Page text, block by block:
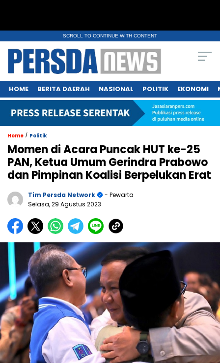
SCROLL TO CONTINUE WITH CONTENT
HOME BERITA DAERAH NASIONAL POLITIK EKONOMI
Home / Politik
Momen di Acara Puncak HUT ke-25
PAN, Ketua Umum Gerindra Prabowo
dan Pimpinan Koalisi Berpelukan Erat
Tim Persda Network
- Pewarta
Selasa, 29 Agustus 2023